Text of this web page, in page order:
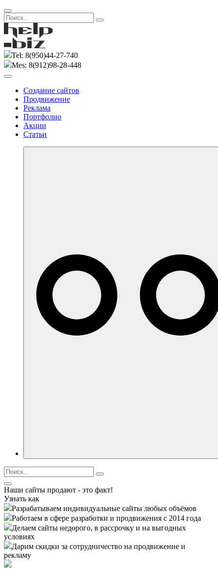
Закрыть
Поиск
Найти:
Поиск
Перейти
к
содержимому
Создание сайтов в Перми
Создание сайтов под ключ и разработка продвижения в Перми
и других городах РФ
Tel: 8(950)44-27-740
Mes: 8(912)98-28-448
Меню
Создание сайтов
Продвижение
Реклама
Портфолио
Акции
Статьи
Найти:
Поиск
Открыть
Поиск
Наши сайты продают - это факт!
Узнать как
Разрабатываем индивидуальные сайты любых объёмов
Работаем в сфере разработки и продвижения с 2014 года
Делаем сайты недорого, в рассрочку и на выгодных
условиях
Дарим скидки за сотрудничество на продвижение и
рекламу